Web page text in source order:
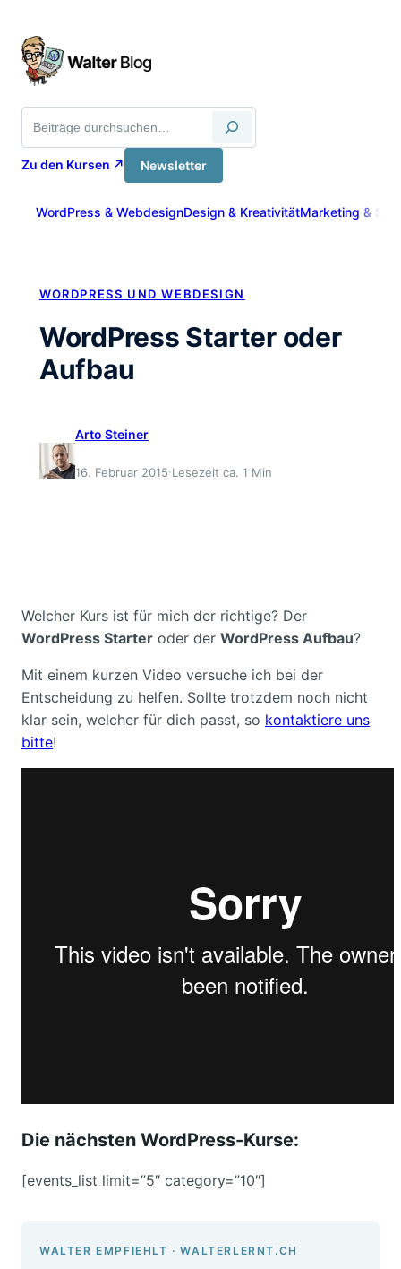
Inhalt
springen
Zu den Kursen ↗ Newsletter
WordPress & WebdesignDesign & KreativitätMarketing &
WORDPRESS UND WEBDESIGN
WordPress Starter oder
Aufbau
Arto Steiner
16. Februar 2015·Lesezeit ca. 1 Min
Welcher Kurs ist für mich der richtige? Der
WordPress Starter oder der WordPress Aufbau?
Mit einem kurzen Video versuche ich bei der
Entscheidung zu helfen. Sollte trotzdem noch nicht
klar sein, welcher für dich passt, so kontaktiere uns
bitte!
Die nächsten WordPress-Kurse:
[events_list limit=”5″ category=”10″]
WALTER EMPFIEHLT · WALTERLERNT.CH